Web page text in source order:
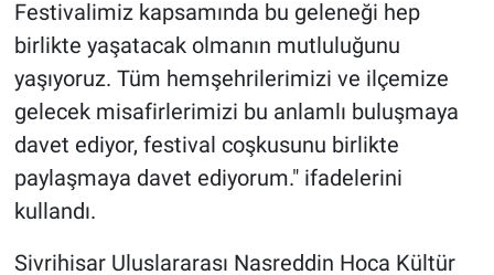
Festivalimiz kapsamında bu geleneği hep
birlikte yaşatacak olmanın mutluluğunu
yaşıyoruz. Tüm hemşehrilerimizi ve ilçemize
gelecek misafirlerimizi bu anlamlı buluşmaya
davet ediyor, festival coşkusunu birlikte
paylaşmaya davet ediyorum." ifadelerini
kullandı.
Sivrihisar Uluslararası Nasreddin Hoca Kültür